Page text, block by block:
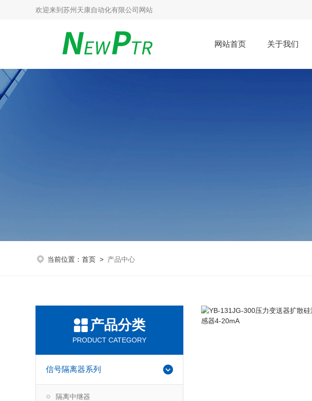
欢迎来到 苏州天康自动化有限公司网站
网站首页 关于我们
当前位置： 首页 > 产品中心
产品分类
PRODUCT CATEGORY
信号隔离器系列
隔离中继器